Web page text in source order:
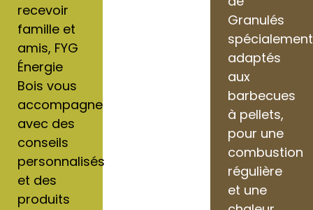
recevoir
famille et
amis, FYG
Énergie
Bois vous
accompagne
avec des
conseils
personnalisés
et des
produits
Granulés
spécialement
adaptés
aux
barbecues
à pellets,
pour une
combustion
régulière
et une